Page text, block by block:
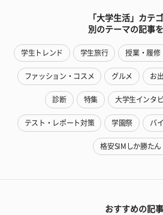
「大学生活」カテ
別のテーマの記事
学生トレンド 学生旅行 授業・履修
ファッション・コスメ グルメ お
診断 特集 大学生インタ
テスト・レポート対策 学園祭 バ
格安SIMしか勝たん
おすすめの記事